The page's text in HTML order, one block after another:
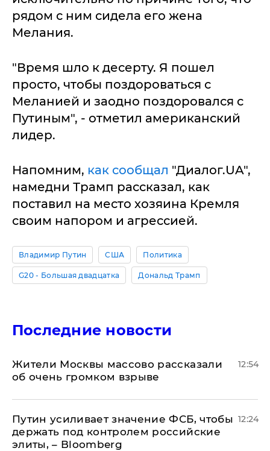
рядом с ним сидела его жена
Мелания.
"Время шло к десерту. Я пошел
просто, чтобы поздороваться с
Меланией и заодно поздоровался с
Путиным", - отметил американский
лидер.
Напомним, как сообщал "Диалог.UA",
намедни Трамп рассказал, как
поставил на место хозяина Кремля
своим напором и агрессией.
Владимир Путин США Политика
G20 - Большая двадцатка Дональд Трамп
Последние новости
Жители Москвы массово рассказали
об очень громком взрыве
12:54
Путин усиливает значение ФСБ, чтобы
держать под контролем российские
элиты, – Bloomberg
12:24